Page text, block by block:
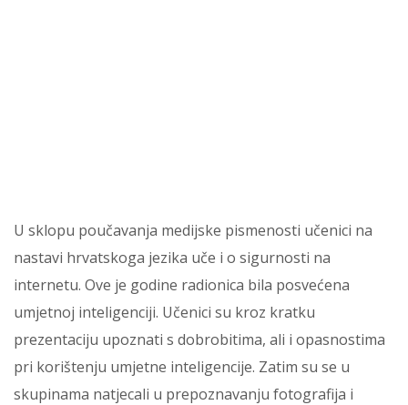
U sklopu poučavanja medijske pismenosti učenici na
nastavi hrvatskoga jezika uče i o sigurnosti na
internetu. Ove je godine radionica bila posvećena
umjetnoj inteligenciji. Učenici su kroz kratku
prezentaciju upoznati s dobrobitima, ali i opasnostima
pri korištenju umjetne inteligencije. Zatim su se u
skupinama natjecali u prepoznavanju fotografija i